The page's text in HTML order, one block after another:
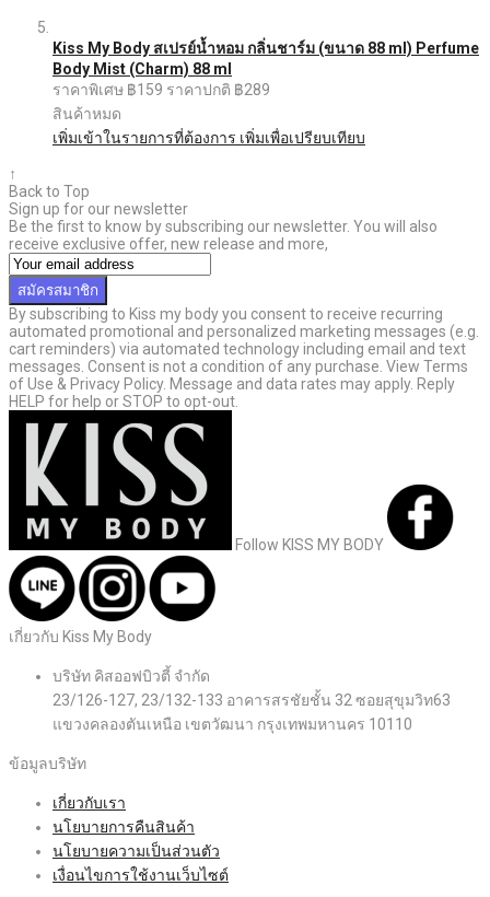
Kiss My Body สเปรย์น้ำหอม กลิ่นชาร์ม (ขนาด 88 ml) Perfume
Body Mist (Charm) 88 ml
ราคาพิเศษ ฿159 ราคาปกติ ฿289
สินค้าหมด
เพิ่มเข้าในรายการที่ต้องการ เพิ่มเพื่อเปรียบเทียบ
↑
Back to Top
Sign up for our newsletter
Be the first to know by subscribing our newsletter. You will also
receive exclusive offer, new release and more,
สมัครสมาชิก
By subscribing to Kiss my body you consent to receive recurring
automated promotional and personalized marketing messages (e.g.
cart reminders) via automated technology including email and text
messages. Consent is not a condition of any purchase. View Terms
of Use & Privacy Policy. Message and data rates may apply. Reply
HELP for help or STOP to opt-out.
Follow KISS MY BODY
เกี่ยวกับ Kiss My Body
บริษัท คิสออฟบิวตี้ จำกัด
23/126-127, 23/132-133 อาคารสรชัยชั้น 32 ซอยสุขุมวิท63
แขวงคลองตันเหนือ เขตวัฒนา กรุงเทพมหานคร 10110
ข้อมูลบริษัท
เกี่ยวกับเรา
นโยบายการคืนสินค้า
นโยบายความเป็นส่วนตัว
เงื่อนไขการใช้งานเว็บไซต์